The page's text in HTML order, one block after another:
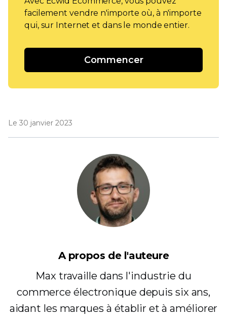
facilement vendre n'importe où, à n'importe
qui, sur Internet et dans le monde entier.
Commencer
Le 30 janvier 2023
A propos de l'auteure
Max travaille dans l'industrie du
commerce électronique depuis six ans,
aidant les marques à établir et à améliorer